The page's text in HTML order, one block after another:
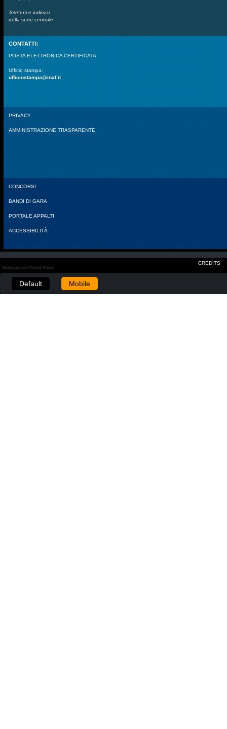
Telefoni e indirizzi
della sede centrale
CONTATTI:
POSTA ELETTRONICA CERTIFICATA
Ufficio stampa:
ufficiostampa@inaf.it
PRIVACY
AMMINISTRAZIONE TRASPARENTE
CONCORSI
BANDI DI GARA
PORTALE APPALTI
ACCESSIBILITÀ
CREDITS
Realizzato con Plone & Python
Default Mobile